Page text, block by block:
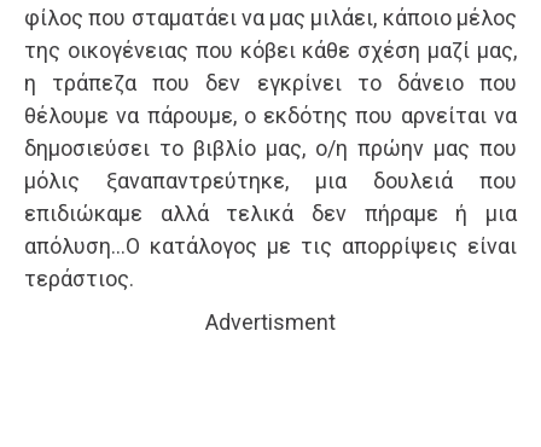
φίλος που σταματάει να μας μιλάει, κάποιο μέλος
της οικογένειας που κόβει κάθε σχέση μαζί μας,
η τράπεζα που δεν εγκρίνει το δάνειο που
θέλουμε να πάρουμε, ο εκδότης που αρνείται να
δημοσιεύσει το βιβλίο μας, ο/η πρώην μας που
μόλις ξαναπαντρεύτηκε, μια δουλειά που
επιδιώκαμε αλλά τελικά δεν πήραμε ή μια
απόλυση…Ο κατάλογος με τις απορρίψεις είναι
τεράστιος.
Advertisment